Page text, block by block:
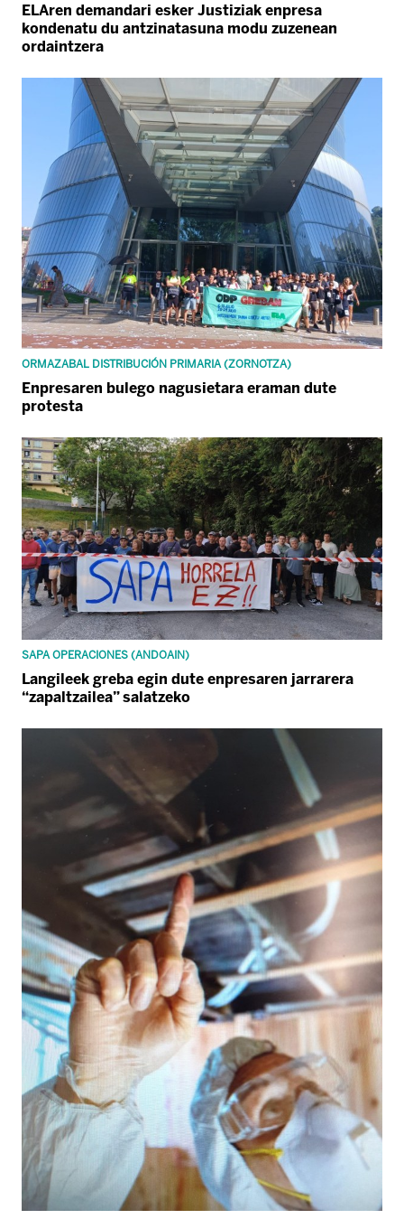
ELAren demandari esker Justiziak enpresa
kondenatu du antzinatasuna modu zuzenean
ordaintzera
ORMAZABAL DISTRIBUCIÓN PRIMARIA (ZORNOTZA)
Enpresaren bulego nagusietara eraman dute
protesta
SAPA OPERACIONES (ANDOAIN)
Langileek greba egin dute enpresaren jarrarera
“zapaltzailea” salatzeko